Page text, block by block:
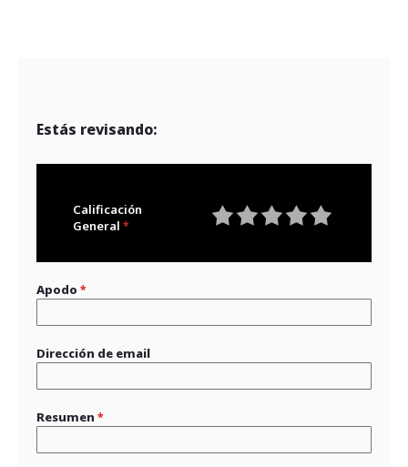
Estás revisando:
Calificación
General
Apodo
Dirección de email
Resumen